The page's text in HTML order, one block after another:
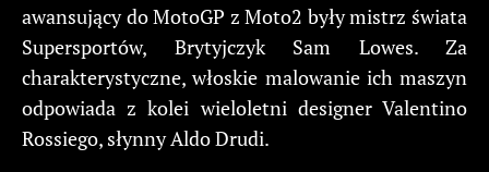
awansujący do MotoGP z Moto2 były mistrz świata
Supersportów, Brytyjczyk Sam Lowes. Za
charakterystyczne, włoskie malowanie ich maszyn
odpowiada z kolei wieloletni designer Valentino
Rossiego, słynny Aldo Drudi.